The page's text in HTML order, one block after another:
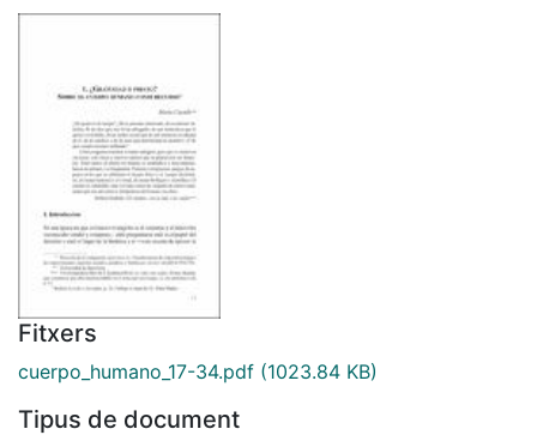
Fitxers
cuerpo_humano_17-34.pdf (1023.84 KB)
Tipus de document